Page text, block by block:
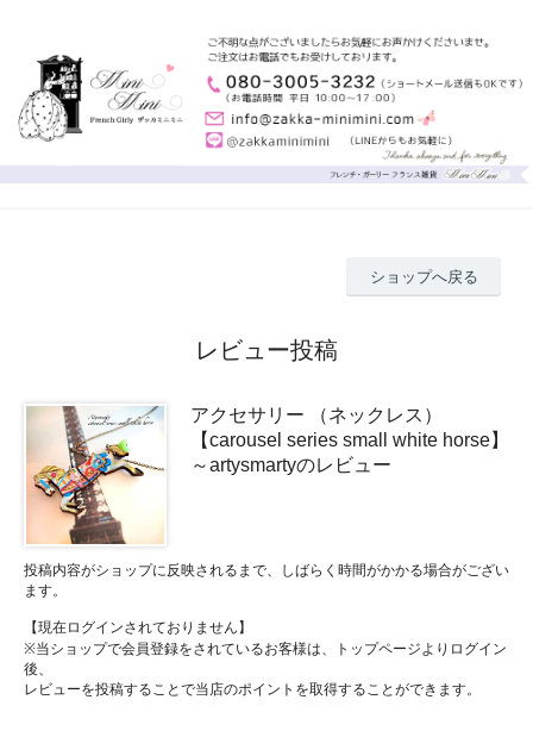
ショップへ戻る
レビュー投稿
アクセサリー （ネックレス）
【carousel series small white horse】
～artysmartyのレビュー
投稿内容がショップに反映されるまで、しばらく時間がかかる場合がござい
ます。
【現在ログインされておりません】
※当ショップで会員登録をされているお客様は、トップページよりログイン
後、
レビューを投稿することで当店のポイントを取得することができます。